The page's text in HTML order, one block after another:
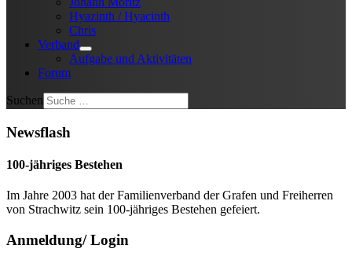
Hyazinth / Hyacinth
Chris
Verband
Aufgabe und Aktivitäten
Forum
Suchen
Newsflash
100-jähriges Bestehen
Im Jahre 2003 hat der Familienverband der Grafen und Freiherren
von Strachwitz sein 100-jähriges Bestehen gefeiert.
Anmeldung/ Login